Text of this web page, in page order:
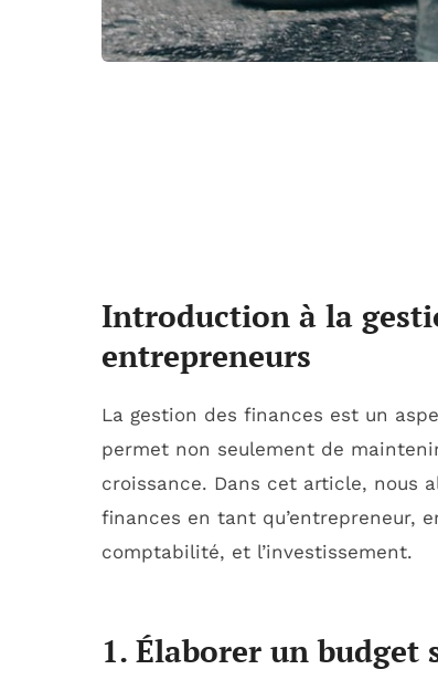
Introduction à la
entrepreneurs
La gestion des finances est un
permet non seulement de
croissance. Dans cet article, nous
finances en tant qu’entrepreneur,
comptabilité, et l’investissement.
1. Élaborer un budget